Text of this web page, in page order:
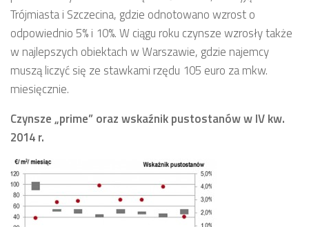
Trójmiasta i Szczecina, gdzie odnotowano wzrost o
odpowiednio 5% i 10%. W ciągu roku czynsze wzrosły także
w najlepszych obiektach w Warszawie, gdzie najemcy
muszą liczyć się ze stawkami rzędu 105 euro za mkw.
miesięcznie.
Czynsze „prime” oraz wskaźnik pustostanów w IV kw.
2014 r.